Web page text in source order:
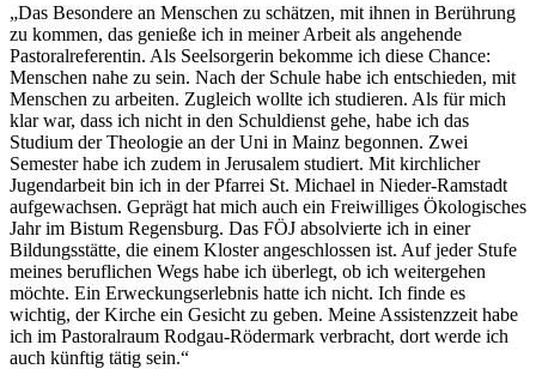
„Das Besondere an Menschen zu schätzen, mit ihnen in Berührung
zu kommen, das genieße ich in meiner Arbeit als angehende
Pastoralreferentin. Als Seelsorgerin bekomme ich diese Chance:
Menschen nahe zu sein. Nach der Schule habe ich entschieden, mit
Menschen zu arbeiten. Zugleich wollte ich studieren. Als für mich
klar war, dass ich nicht in den Schuldienst gehe, habe ich das
Studium der Theologie an der Uni in Mainz begonnen. Zwei
Semester habe ich zudem in Jerusalem studiert. Mit kirchlicher
Jugendarbeit bin ich in der Pfarrei St. Michael in Nieder-Ramstadt
aufgewachsen. Geprägt hat mich auch ein Freiwilliges Ökologisches
Jahr im Bistum Regensburg. Das FÖJ absolvierte ich in einer
Bildungsstätte, die einem Kloster angeschlossen ist. Auf jeder Stufe
meines beruflichen Wegs habe ich überlegt, ob ich weitergehen
möchte. Ein Erweckungserlebnis hatte ich nicht. Ich finde es
wichtig, der Kirche ein Gesicht zu geben. Meine Assistenzzeit habe
ich im Pastoralraum Rodgau-Rödermark verbracht, dort werde ich
auch künftig tätig sein.“